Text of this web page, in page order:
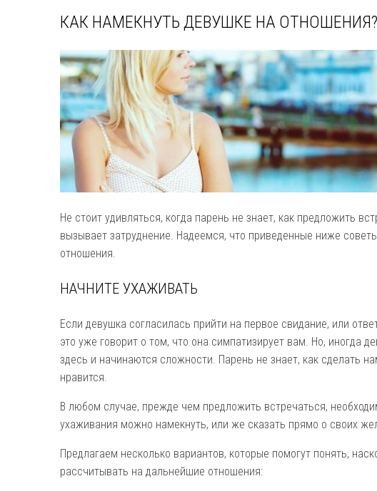
КАК НАМЕКНУТЬ ДЕВУШКЕ НА ОТНОШЕНИЯ?
Не стоит удивляться, когда парень не знает, как предложить
вызывает затруднение. Надеемся, что приведенные ниже
отношения.
НАЧНИТЕ УХАЖИВАТЬ
Если девушка согласилась прийти на первое свидание, или
это уже говорит о том, что она симпатизирует вам. Но, иногда
здесь и начинаются сложности. Парень не знает, как сделать
нравится.
В любом случае, прежде чем предложить встречаться,
ухаживания можно намекнуть, или же сказать прямо о своих
Предлагаем несколько вариантов, которые помогут понять,
рассчитывать на дальнейшие отношения: